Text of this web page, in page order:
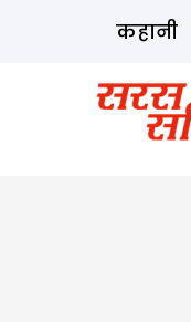
कहानी